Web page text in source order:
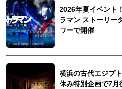
2026年夏イベント
ラマン ストーリー
ワーで開催
横浜の古代エジプ
休み特別企画で7月